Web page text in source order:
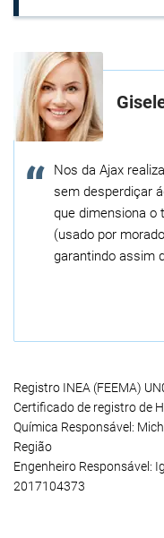
Nos da Ajax
sem desperdiçar
que dimensiona o
(usado por
garantindo assim
Registro INEA (FEEMA)
Certificado de registro de
Química Responsável:
Região
Engenheiro Responsável:
2017104373